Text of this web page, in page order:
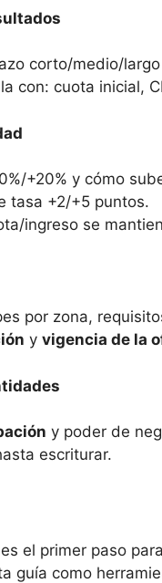
corto/medio/
con: cuota inicial,
+20% y cómo
tasa +2/+5 puntos.
ingreso se
por zona,
y vigencia de la
y poder de
escriturar.
el primer paso
guía como